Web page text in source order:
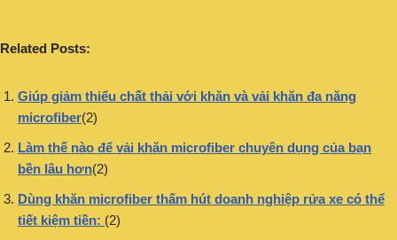
Related Posts:
Giúp giảm thiểu chất thải với khăn và vải khăn đa năng
microfiber(2)
Làm thế nào để vải khăn microfiber chuyên dụng của bạn
bền lâu hơn(2)
Dùng khăn microfiber thấm hút doanh nghiệp rửa xe có thể
tiết kiệm tiền: (2)